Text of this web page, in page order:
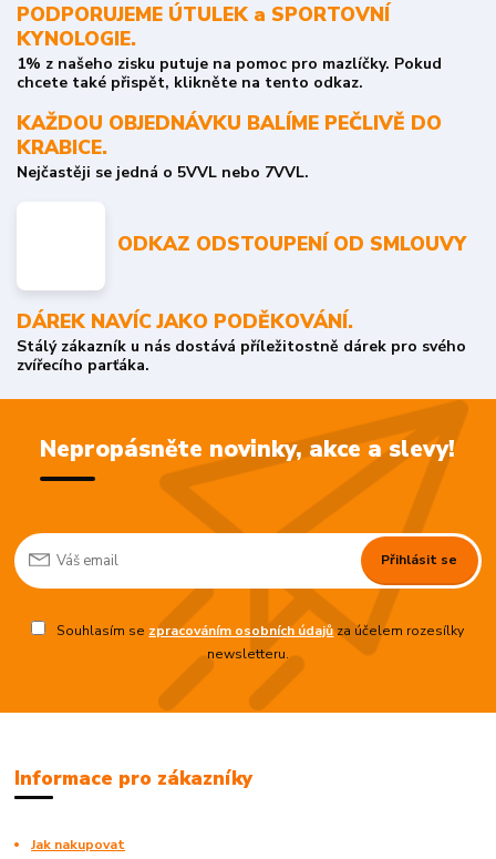
PODPORUJEME ÚTULEK a SPORTOVNÍ
KYNOLOGIE.
1% z našeho zisku putuje na pomoc pro mazlíčky. Pokud
chcete také přispět, klikněte na tento odkaz.
KAŽDOU OBJEDNÁVKU BALÍME PEČLIVĚ DO
KRABICE.
Nejčastěji se jedná o 5VVL nebo 7VVL.
ODKAZ ODSTOUPENÍ OD SMLOUVY
DÁREK NAVÍC JAKO PODĚKOVÁNÍ.
Stálý zákazník u nás dostává příležitostně dárek pro svého
zvířecího parťáka.
Nepropásněte novinky, akce a slevy!
Přihlásit se
Souhlasím se zpracováním osobních údajůza účelem rozesílky
newsletteru.
Informace pro zákazníky
Jak nakupovat